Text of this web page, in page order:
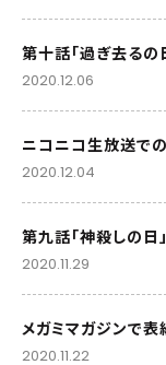
第十話「過ぎ去るの
2020.12.06
ニコニコ生放送で
2020.12.04
第九話「神殺しの日
2020.11.29
メガミマガジンで表
2020.11.22